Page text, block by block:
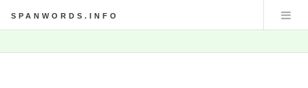
SPANWORDS.INFO